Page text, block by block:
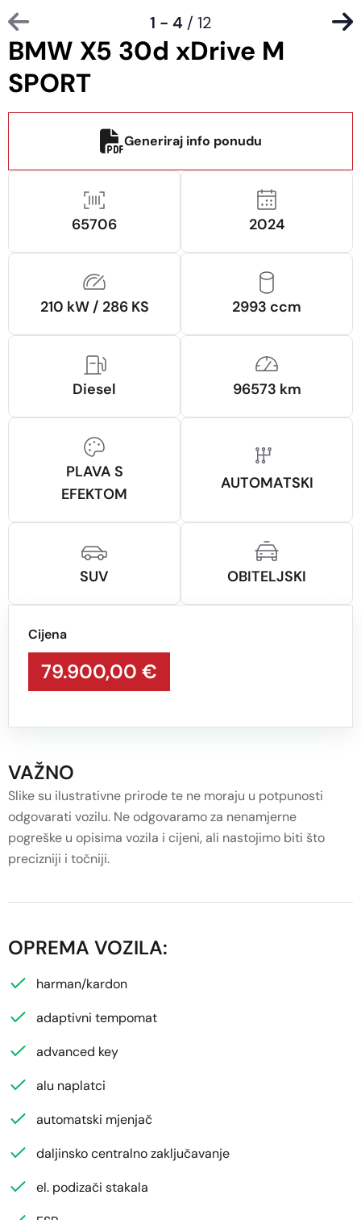
BMW X5 30d xDrive M
SPORT
1 - 4 / 12
Cijena
79.900,00 €
Generiraj info ponudu
65706 2024
210 kW / 286 KS 2993 ccm
Diesel 96573 km
PLAVA S
EFEKTOM
AUTOMATSKI
SUV OBITELJSKI
VAŽNO
Slike su ilustrativne prirode te ne moraju u potpunosti
odgovarati vozilu. Ne odgovaramo za nenamjerne
pogreške u opisima vozila i cijeni, ali nastojimo biti što
precizniji i točniji.
OPREMA VOZILA:
harman/kardon
adaptivni tempomat
advanced key
alu naplatci
automatski mjenjač
daljinsko centralno zaključavanje
el. podizači stakala